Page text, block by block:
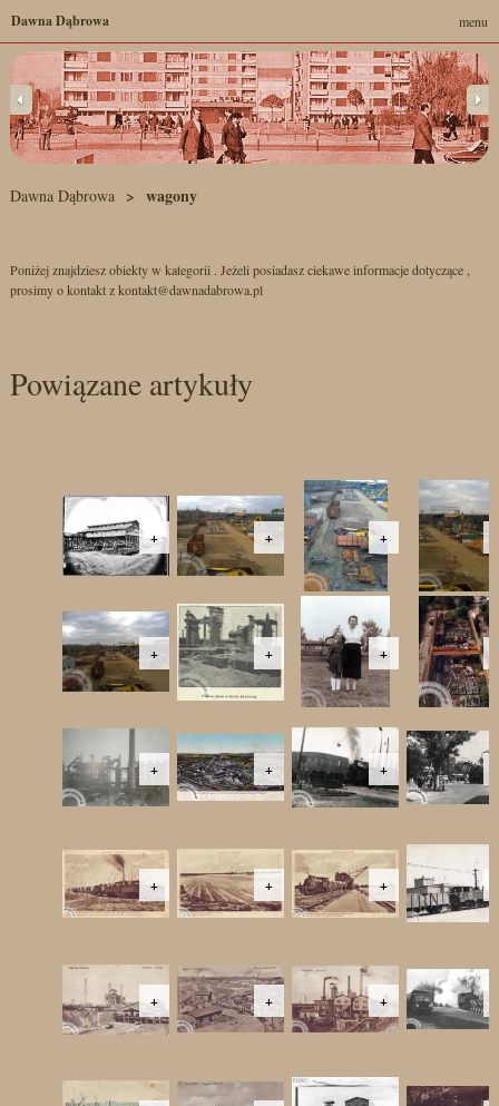
Dawna Dąbrowa wagony
Poniżej znajdziesz obiekty w kategorii . Jeżeli posiadasz ciekawe informacje dotyczące ,
prosimy o kontakt z kontakt@dawnadabrowa.pl
Powiązane artykuły
+ + +
+ + +
+ + +
+ + +
+ + +
Dawna Dąbrowa menu